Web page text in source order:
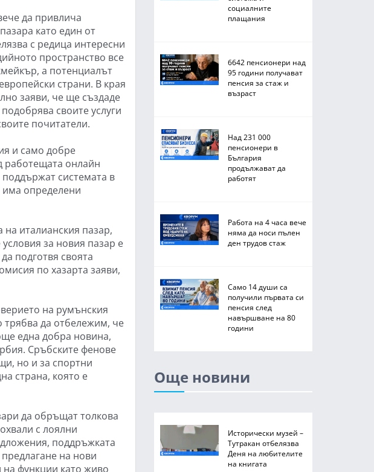
да привлича
като един от
с редица интересни
пространство все
а потенциалът
страни. В края
заяви, че ще създаде
своите услуги
почитатели.
и само добре
работещата онлайн
системата в
има определени
на италианския пазар,
за новия пазар е
подготвя своята
по хазарта заяви,
на румънския
трябва да отбележим, че
една добра новина,
Сръбските фенове
но и за спортни
страна, която е
да обръщат толкова
с лоялни
поддръжката
на нови
на функции като живо
социалните
плащания
6642 пенсионери над
95 години получават
пенсия за стаж и
възраст
Над 231 000
пенсионери в
България
продължават да
работят
Работа на 4 часа вече
няма да носи пълен
ден трудов стаж
Само 14 души са
получили първата си
пенсия след
навършване на 80
години
Още новини
Исторически музей –
Тутракан отбелязва
Деня на любителите
на книгата